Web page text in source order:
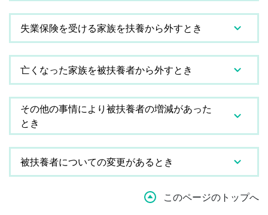
失業保険を受ける家族を扶養から外すとき
亡くなった家族を被扶養者から外すとき
その他の事情により被扶養者の増減があった
とき
被扶養者についての変更があるとき
このページのトップへ